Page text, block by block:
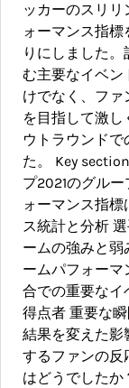
ッカーのスリ
ォーマンス指
りにしました
む主要なイベン
けでなく、ファ
を目指して激
ウトラウンド
た。 Key
プ2021のグル
ォーマンス指
ス統計と分析
ームの強みと弱
ームパフォー
合での重要なイ
得点者 重要な
結果を変えた影
するファンの反
はどうでしたか